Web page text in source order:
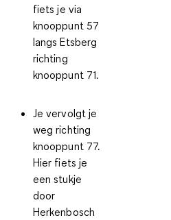
fiets je via
knooppunt 57
langs Etsberg
richting
knooppunt 71.
Je vervolgt je
weg richting
knooppunt 77.
Hier fiets je
een stukje
door
Herkenbosch